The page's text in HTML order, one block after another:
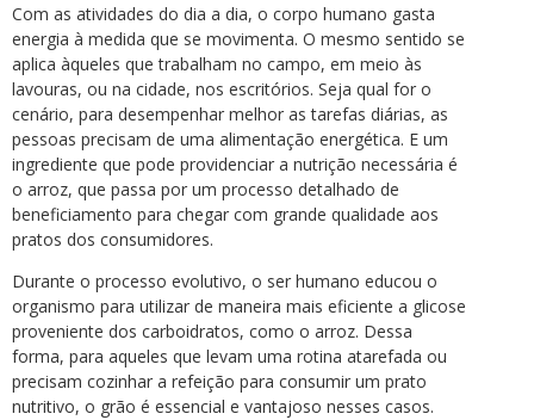
Com as atividades do dia a dia, o corpo humano gasta
energia à medida que se movimenta. O mesmo sentido se
aplica àqueles que trabalham no campo, em meio às
lavouras, ou na cidade, nos escritórios. Seja qual for o
cenário, para desempenhar melhor as tarefas diárias, as
pessoas precisam de uma alimentação energética. E um
ingrediente que pode providenciar a nutrição necessária é
o arroz, que passa por um processo detalhado de
beneficiamento para chegar com grande qualidade aos
pratos dos consumidores.
Durante o processo evolutivo, o ser humano educou o
organismo para utilizar de maneira mais eficiente a glicose
proveniente dos carboidratos, como o arroz. Dessa
forma, para aqueles que levam uma rotina atarefada ou
precisam cozinhar a refeição para consumir um prato
nutritivo, o grão é essencial e vantajoso nesses casos.